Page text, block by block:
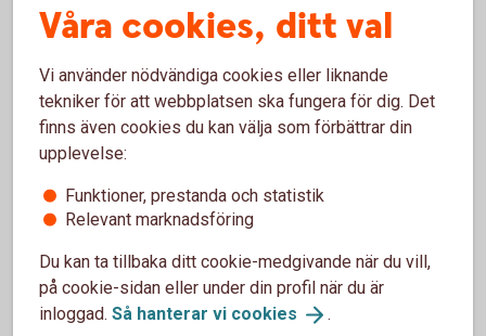
Bankfack
För att se detta innehåll behöver du först
godkänna cookies för Funktioner, prestanda
Inställningar för cookies
Våra cookies, ditt val
Vi använder nödvändiga cookies eller liknande
tekniker för att webbplatsen ska fungera för dig. Det
finns även cookies du kan välja som förbättrar din
upplevelse:
Funktioner, prestanda och statistik
Relevant marknadsföring
Du kan ta tillbaka ditt cookie-medgivande när du vill,
på cookie-sidan eller under din profil när du är
inloggad. Så hanterar vi cookies .